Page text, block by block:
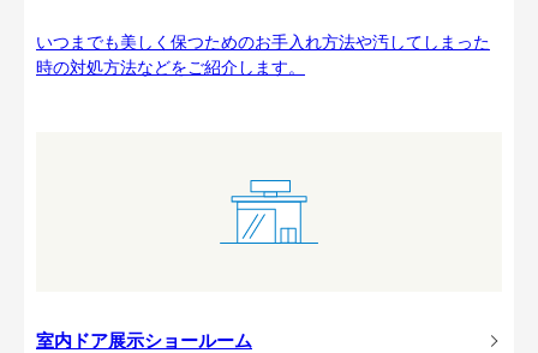
いつまでも美しく保つためのお手入れ方法や汚してしまった
時の対処方法などをご紹介します。
室内ドア展示ショールーム